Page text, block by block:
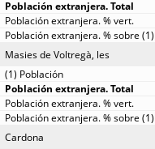
Masies de Voltregà, les
Cardona